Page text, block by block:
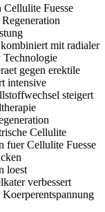
Cellulite Fuesse
mit radialer
Technologie
gegen erektile
intensive
steigert
Cellulite
fuer Cellulite Fuesse
loest
verbessert